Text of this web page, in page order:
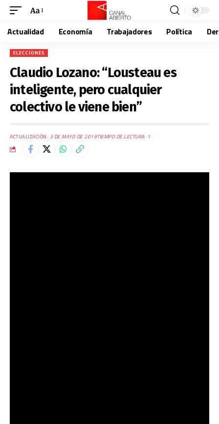
Aa
Actualidad Economía Trabajadores Política
ELECCIONES
Claudio Lozano: “Lousteau es
inteligente, pero cualquier
colectivo le viene bien”
ACTUALIZACIÓN: 3 DE MAYO DE 2019TIEMPO DE LECTURA: 1